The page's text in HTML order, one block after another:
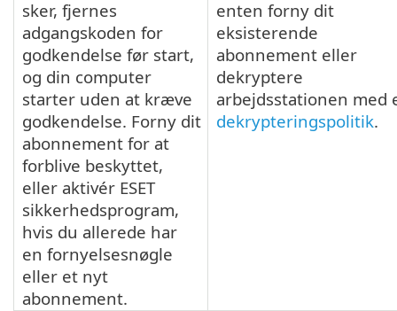
sker, fjernes
adgangskoden for
godkendelse før start,
og din computer
starter uden at kræve
godkendelse. Forny dit
abonnement for at
forblive beskyttet,
eller aktivér ESET
sikkerhedsprogram,
hvis du allerede har
en fornyelsesnøgle
eller et nyt
abonnement.
enten forny dit
eksisterende
abonnement eller
dekryptere
arbejdsstationen med
dekrypteringspolitik.